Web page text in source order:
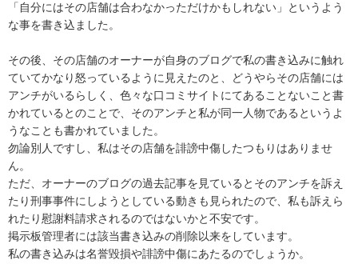
「自分にはその店舗は合わなかっただけかもしれない」というよう
な事を書き込ました。
その後、その店舗のオーナーが自身のブログで私の書き込みに触れ
ていてかなり怒っているように見えたのと、どうやらその店舗には
アンチがいるらしく、色々な口コミサイトにてあることないこと書
かれているとのことで、そのアンチと私が同一人物であるというよ
うなことも書かれていました。
勿論別人ですし、私はその店舗を誹謗中傷したつもりはありませ
ん。
ただ、オーナーのブログの過去記事を見ているとそのアンチを訴え
たり刑事事件にしようとしている動きも見られたので、私も訴えら
れたり慰謝料請求されるのではないかと不安です。
掲示板管理者には該当書き込みの削除以来をしています。
私の書き込みは名誉毀損や誹謗中傷にあたるのでしょうか。